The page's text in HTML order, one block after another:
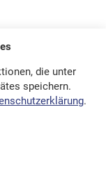
die unter
speichern.
.